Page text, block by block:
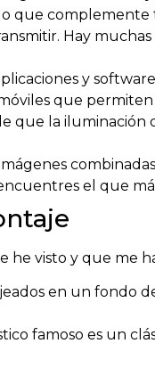
que complemente
Hay
y
que
que la iluminación
el que
he visto y que me
en un fondo
famoso es un